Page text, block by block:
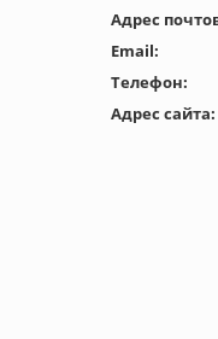
Адрес
Email:
Телефон:
Адрес сайта: